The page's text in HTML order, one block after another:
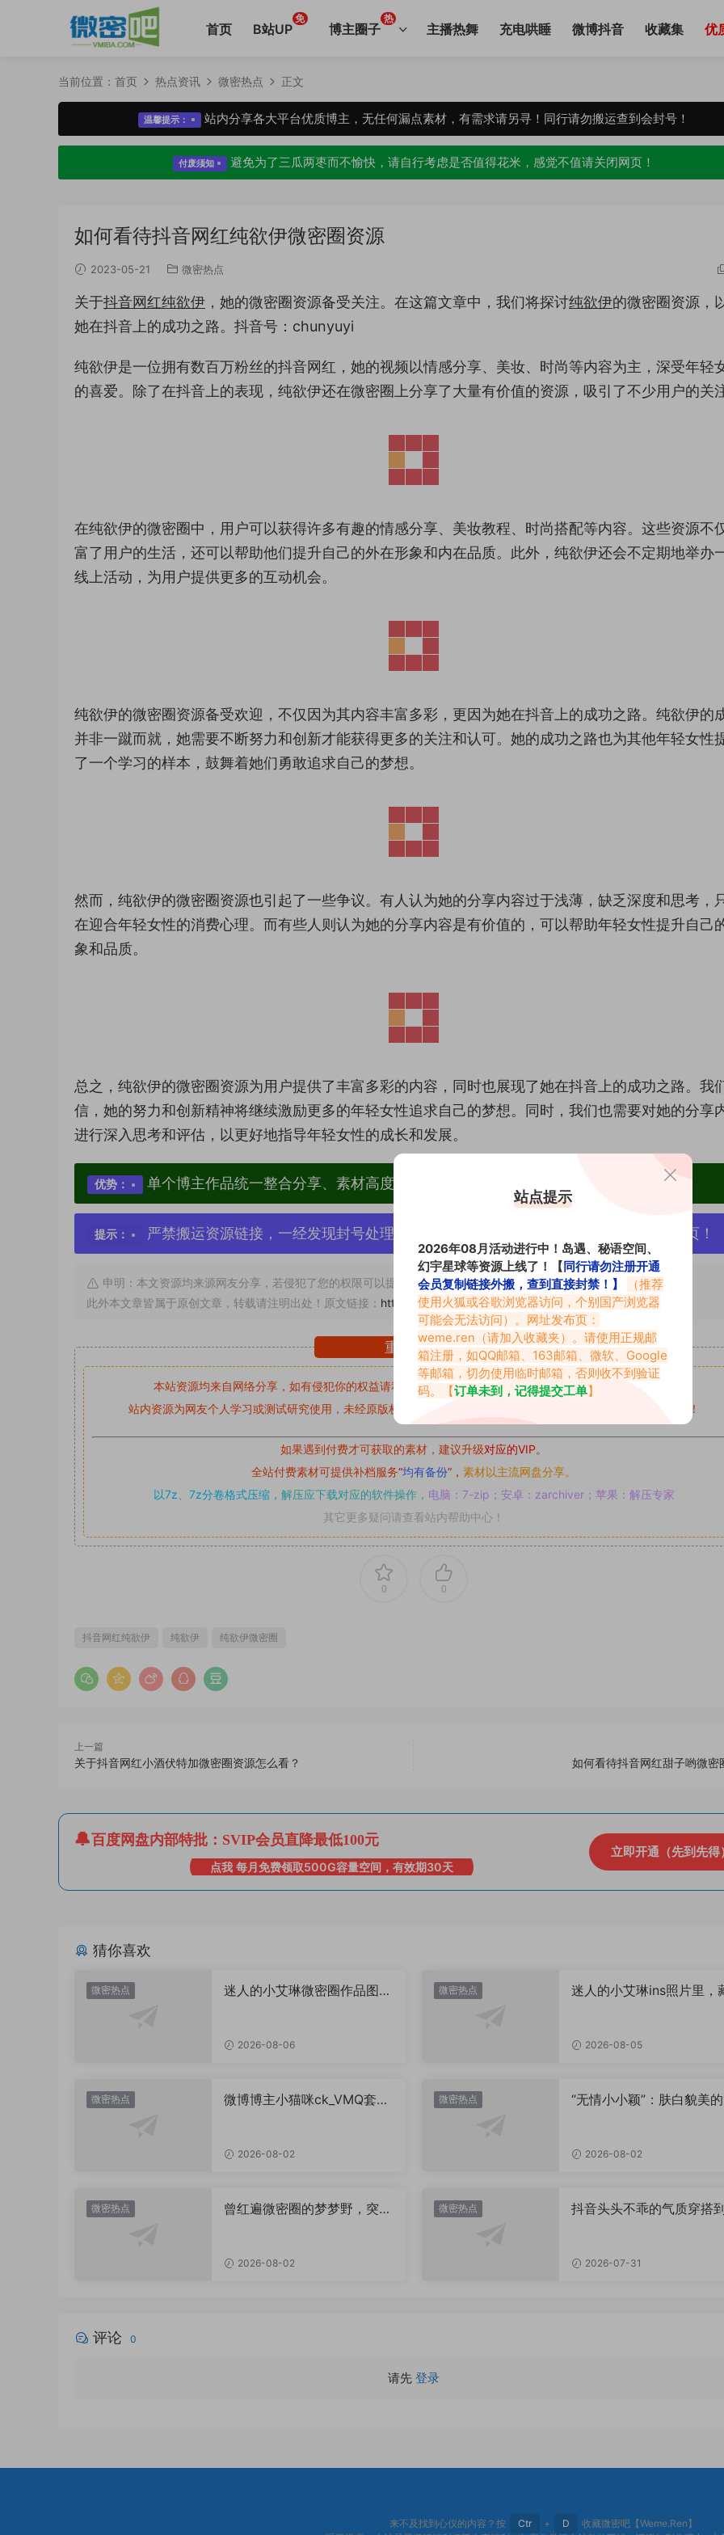
首页 B站UP
免
博主圈子
热
主播热舞 充电哄睡 微博抖音 收藏集 优
当前位置： 首页 热点资讯 微密热点 正文
温馨提示： 站内分享各大平台优质博主，无任何漏点素材，有需求请另寻！同行请勿搬运查到会封号！
付废须知 避免为了三瓜两枣而不愉快，请自行考虑是否值得花米，感觉不值请关闭网页！
如何看待抖音网红纯欲伊微密圈资源
2023-05-21 微密热点
关于抖音网红纯欲伊 ，她的微密圈资源备受关注。在这篇文章中，我们将探讨纯欲伊的微密圈资源，
她在抖音上的成功之路。抖音号：chunyuyi
纯欲伊是一位拥有数百万粉丝的抖音网红，她的视频以情感分享、美妆、时尚等内容为主，深受年轻
的喜爱。除了在抖音上的表现，纯欲伊还在微密圈上分享了大量有价值的资源，吸引了不少用户的关
在纯欲伊的微密圈中，用户可以获得许多有趣的情感分享、美妆教程、时尚搭配等内容。这些资源不
富了用户的生活，还可以帮助他们提升自己的外在形象和内在品质。此外，纯欲伊还会不定期地举办
线上活动，为用户提供更多的互动机会。
纯欲伊的微密圈资源备受欢迎，不仅因为其内容丰富多彩，更因为她在抖音上的成功之路。纯欲伊的
并非一蹴而就，她需要不断努力和创新才能获得更多的关注和认可。她的成功之路也为其他年轻女性
了一个学习的样本，鼓舞着她们勇敢追求自己的梦想。
然而，纯欲伊的微密圈资源也引起了一些争议。有人认为她的分享内容过于浅薄，缺乏深度和思考，
在迎合年轻女性的消费心理。而有些人则认为她的分享内容是有价值的，可以帮助年轻女性提升自己
象和品质。
总之，纯欲伊的微密圈资源为用户提供了丰富多彩的内容，同时也展现了她在抖音上的成功之路。我
信，她的努力和创新精神将继续激励更多的年轻女性追求自己的梦想。同时，我们也需要对她的分享
进行深入思考和评估，以更好地指导年轻女性的成长和发展。
优势： 单个博主作品统一整合分享、素材高度去重复、逐一归档方便收藏！
提示： 严禁搬运资源链接，一经发现封号处理，素材资源无露点、需求请绕道，关闭本站网页！
申明：本文资源均来源网友分享，若侵犯了您的权限可以提交工单处理。
此外本文章皆属于原创文章，转载请注明出处！原文链接： https://www.abcjyw.com/402.html
重要声明
本站资源均来自网络分享，如有侵犯你的权益请私信留言
收到留言后，我们会第一时间进行审核后删除。
站内资源为网友个人学习或测试研究使用，未经原版权作者许可,禁止用于任何商业途径！请在下载24小时内删除！
如果遇到付费才可获取的素材，建议升级对应的VIP。
全站付费素材可提供补档服务“均有备份”， 素材以主流网盘分享。
以7z、7z分卷格式压缩， 解压应下载对应的软件操作， 电脑：7-zip；安卓：zarchiver；苹果：解压专家
其它更多疑问请查看站内帮助中心！
0 0
抖音网红纯欲伊 纯欲伊 纯欲伊微密圈
上一篇
关于抖音网红小酒伏特加微密圈资源怎么看？ 如何看待抖音网红甜子哟微密
百度网盘内部特批：SVIP会员直降最低100元
点我 每月免费领取500G容量空间，有效期30天
立即开通（先到先得
猜你喜欢
微密热点
迷人的小艾琳微密圈作品图
2026-08-06
微密热点
迷人的小艾琳ins照片里，
2026-08-05
微密热点
微博博主小猫咪ck_VMQ套
2026-08-02
微密热点
“无情小小颖”：肤白貌美
2026-08-02
微密热点
曾红遍微密圈的梦梦野，突然
2026-08-02
微密热点
抖音头头不乖的气质穿搭
2026-07-31
评论 0
请先 登录
来不及找到心仪的内容？按 Ctr + D
收藏微密吧【Weme.Ren】
站点提示
2026年08月活动进行中！岛遇、秘语空间、
幻宇星球等资源上线了！【同行请勿注册开通
会员复制链接外搬，查到直接封禁！】
（推荐
使用火狐或谷歌浏览器访问，个别国产浏览器
可能会无法访问）。网址发布页：
weme.ren （请加入收藏夹）。请使用正规邮
箱注册，如QQ邮箱、163邮箱、微软、Google
等邮箱，切勿使用临时邮箱，否则收不到验证
码。【订单未到，记得提交工单】